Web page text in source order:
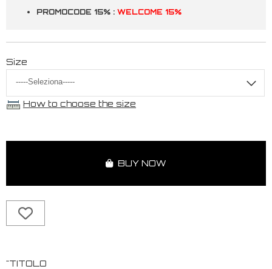
PROMOCODE 15% : WELCOME 15%
Size
How to choose the size
BUY NOW
"TITOLO